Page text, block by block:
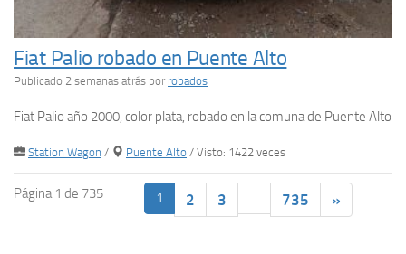
Fiat Palio robado en Puente Alto
Publicado 2 semanas atrás por robados
Fiat Palio año 2000, color plata, robado en la comuna de Puente Alto
Station Wagon / Puente Alto / Visto: 1422 veces
Página 1 de 735 1 2 3 … 735 »